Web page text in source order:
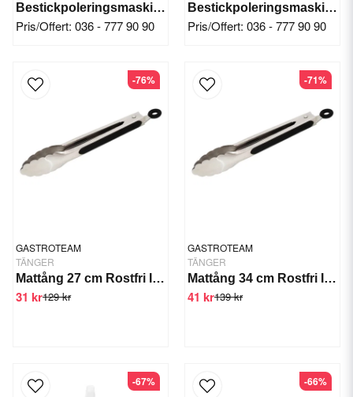
Bestickpoleringsmaskin SH7000
Pris/Offert: 036 - 777 90 90
Bestickpoleringsmaskin SH3000
Pris/Offert: 036 - 777 90 90
GASTROTEAM
TÄNGER
Mattång 27 cm Rostfri Inkl Hängögla
129 kr
31 kr
-76%
GASTROTEAM
TÄNGER
Mattång 34 cm Rostfri Inkl Hängögla
139 kr
41 kr
-71%
-67% -66%